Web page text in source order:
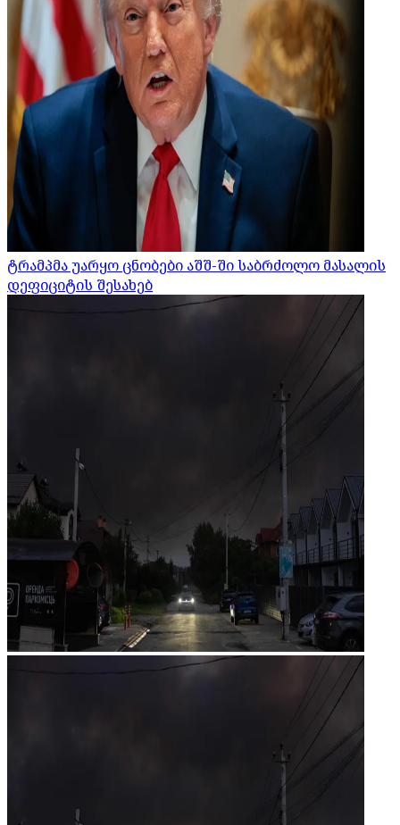
ტრამპმა უარყო ცნობები აშშ-ში საბრძოლო მასალის
დეფიციტის შესახებ